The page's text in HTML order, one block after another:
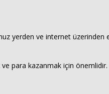
yerden ve internet üzerinden
para kazanmak için önemlidir.